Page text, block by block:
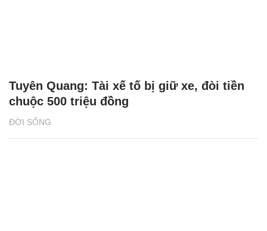
ĐỜI SỐNG
Tuyên Quang: Tài xế tố bị giữ xe, đòi tiền
chuộc 500 triệu đồng